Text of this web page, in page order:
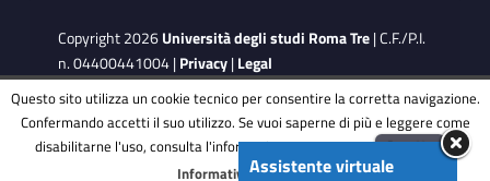
Copyright 2026Università degli studi Roma Tre| C.F./P.I.
n. 04400441004 |Privacy|Legal
Notes|Accessibility Accessibility Target
Assistente virtuale
This site is protected by reCAPTCHA and the GooglePrivacy
Questo sito utilizza un cookie tecnico per consentire la corretta navigazione.
Confermando accetti il suo utilizzo. Se vuoi saperne di più e leggere come
disabilitarne l'uso, consulta l'informativa estesa.ENG
Accetta
Informativa completa